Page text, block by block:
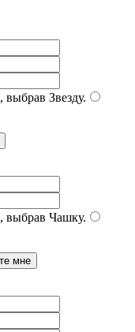
выбрав Звезду.
выбрав Чашку.